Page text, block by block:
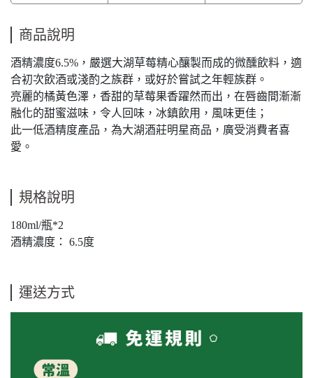
商品說明
酒精濃度6.5%，嚴選大湖草莓精心釀製而成的微醺飲料，適
合初次飲酒或淺酌之族群，或好於嘗試之年輕族群。
亮麗的橘黃色澤，香甜的草莓果香躍然而出，在唇齒間漸漸
融化的甜蜜滋味，令人回味，冰鎮飲用，風味更佳；
此一低酒精度產品，為大湖酒莊明星商品，廣受消費者喜
愛。
規格說明
180ml/瓶*2
酒精濃度： 6.5度
運送方式